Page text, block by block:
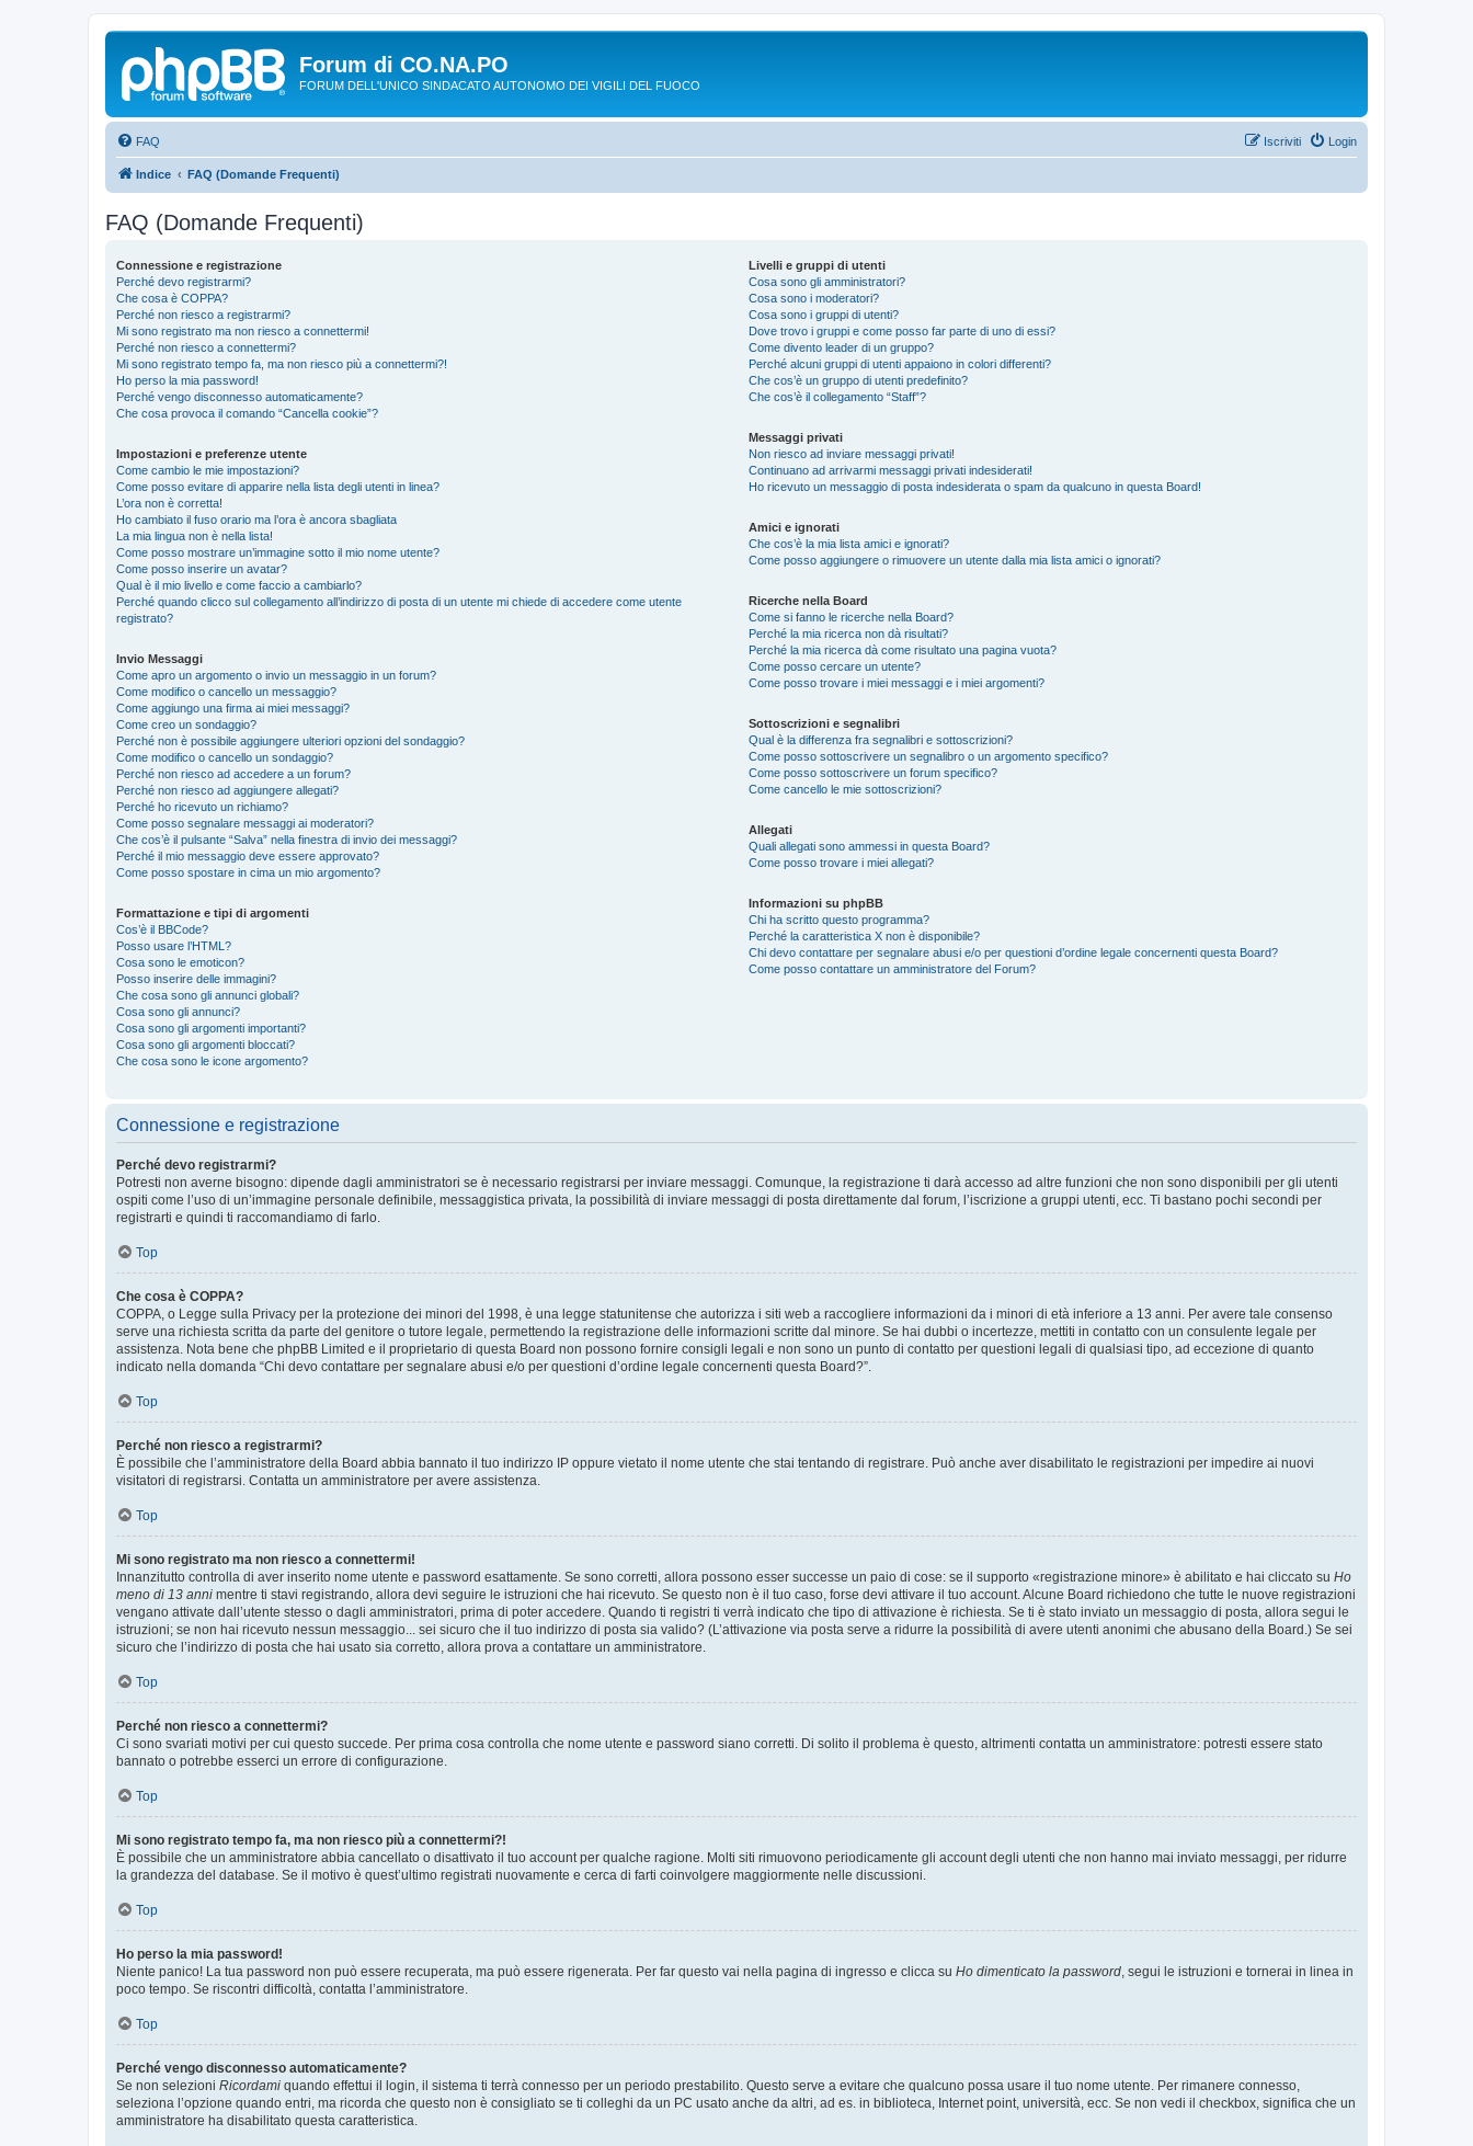
Forum di CO.NA.PO
FORUM DELL'UNICO SINDACATO AUTONOMO DEI VIGILI DEL FUOCO
FAQ Login
Iscriviti
Indice FAQ (Domande Frequenti)
FAQ (Domande Frequenti)
Connessione e registrazione
Perché devo registrarmi?
Che cosa è COPPA?
Perché non riesco a registrarmi?
Mi sono registrato ma non riesco a connettermi!
Perché non riesco a connettermi?
Mi sono registrato tempo fa, ma non riesco più a connettermi?!
Ho perso la mia password!
Perché vengo disconnesso automaticamente?
Che cosa provoca il comando “Cancella cookie”?
Impostazioni e preferenze utente
Come cambio le mie impostazioni?
Come posso evitare di apparire nella lista degli utenti in linea?
L’ora non è corretta!
Ho cambiato il fuso orario ma l’ora è ancora sbagliata
La mia lingua non è nella lista!
Come posso mostrare un’immagine sotto il mio nome utente?
Come posso inserire un avatar?
Qual è il mio livello e come faccio a cambiarlo?
Perché quando clicco sul collegamento all’indirizzo di posta di un utente mi chiede di accedere come utente
registrato?
Invio Messaggi
Come apro un argomento o invio un messaggio in un forum?
Come modifico o cancello un messaggio?
Come aggiungo una firma ai miei messaggi?
Come creo un sondaggio?
Perché non è possibile aggiungere ulteriori opzioni del sondaggio?
Come modifico o cancello un sondaggio?
Perché non riesco ad accedere a un forum?
Perché non riesco ad aggiungere allegati?
Perché ho ricevuto un richiamo?
Come posso segnalare messaggi ai moderatori?
Che cos’è il pulsante “Salva” nella finestra di invio dei messaggi?
Perché il mio messaggio deve essere approvato?
Come posso spostare in cima un mio argomento?
Formattazione e tipi di argomenti
Cos’è il BBCode?
Posso usare l’HTML?
Cosa sono le emoticon?
Posso inserire delle immagini?
Che cosa sono gli annunci globali?
Cosa sono gli annunci?
Cosa sono gli argomenti importanti?
Cosa sono gli argomenti bloccati?
Che cosa sono le icone argomento?
Livelli e gruppi di utenti
Cosa sono gli amministratori?
Cosa sono i moderatori?
Cosa sono i gruppi di utenti?
Dove trovo i gruppi e come posso far parte di uno di essi?
Come divento leader di un gruppo?
Perché alcuni gruppi di utenti appaiono in colori differenti?
Che cos’è un gruppo di utenti predefinito?
Che cos’è il collegamento “Staff”?
Messaggi privati
Non riesco ad inviare messaggi privati!
Continuano ad arrivarmi messaggi privati indesiderati!
Ho ricevuto un messaggio di posta indesiderata o spam da qualcuno in questa Board!
Amici e ignorati
Che cos’è la mia lista amici e ignorati?
Come posso aggiungere o rimuovere un utente dalla mia lista amici o ignorati?
Ricerche nella Board
Come si fanno le ricerche nella Board?
Perché la mia ricerca non dà risultati?
Perché la mia ricerca dà come risultato una pagina vuota?
Come posso cercare un utente?
Come posso trovare i miei messaggi e i miei argomenti?
Sottoscrizioni e segnalibri
Qual è la differenza fra segnalibri e sottoscrizioni?
Come posso sottoscrivere un segnalibro o un argomento specifico?
Come posso sottoscrivere un forum specifico?
Come cancello le mie sottoscrizioni?
Allegati
Quali allegati sono ammessi in questa Board?
Come posso trovare i miei allegati?
Informazioni su phpBB
Chi ha scritto questo programma?
Perché la caratteristica X non è disponibile?
Chi devo contattare per segnalare abusi e/o per questioni d’ordine legale concernenti questa Board?
Come posso contattare un amministratore del Forum?
Connessione e registrazione
Perché devo registrarmi?
Potresti non averne bisogno: dipende dagli amministratori se è necessario registrarsi per inviare messaggi. Comunque, la registrazione ti darà accesso ad altre funzioni che non sono disponibili per gli utenti
ospiti come l’uso di un’immagine personale definibile, messaggistica privata, la possibilità di inviare messaggi di posta direttamente dal forum, l’iscrizione a gruppi utenti, ecc. Ti bastano pochi secondi per
registrarti e quindi ti raccomandiamo di farlo.
Top
Che cosa è COPPA?
COPPA, o Legge sulla Privacy per la protezione dei minori del 1998, è una legge statunitense che autorizza i siti web a raccogliere informazioni da i minori di età inferiore a 13 anni. Per avere tale consenso
serve una richiesta scritta da parte del genitore o tutore legale, permettendo la registrazione delle informazioni scritte dal minore. Se hai dubbi o incertezze, mettiti in contatto con un consulente legale per
assistenza. Nota bene che phpBB Limited e il proprietario di questa Board non possono fornire consigli legali e non sono un punto di contatto per questioni legali di qualsiasi tipo, ad eccezione di quanto
indicato nella domanda “Chi devo contattare per segnalare abusi e/o per questioni d’ordine legale concernenti questa Board?”.
Top
Perché non riesco a registrarmi?
È possibile che l’amministratore della Board abbia bannato il tuo indirizzo IP oppure vietato il nome utente che stai tentando di registrare. Può anche aver disabilitato le registrazioni per impedire ai nuovi
visitatori di registrarsi. Contatta un amministratore per avere assistenza.
Top
Mi sono registrato ma non riesco a connettermi!
Innanzitutto controlla di aver inserito nome utente e password esattamente. Se sono corretti, allora possono esser successe un paio di cose: se il supporto «registrazione minore» è abilitato e hai cliccato su Ho
meno di 13 anni mentre ti stavi registrando, allora devi seguire le istruzioni che hai ricevuto. Se questo non è il tuo caso, forse devi attivare il tuo account. Alcune Board richiedono che tutte le nuove registrazioni
vengano attivate dall’utente stesso o dagli amministratori, prima di poter accedere. Quando ti registri ti verrà indicato che tipo di attivazione è richiesta. Se ti è stato inviato un messaggio di posta, allora segui le
istruzioni; se non hai ricevuto nessun messaggio... sei sicuro che il tuo indirizzo di posta sia valido? (L’attivazione via posta serve a ridurre la possibilità di avere utenti anonimi che abusano della Board.) Se sei
sicuro che l’indirizzo di posta che hai usato sia corretto, allora prova a contattare un amministratore.
Top
Perché non riesco a connettermi?
Ci sono svariati motivi per cui questo succede. Per prima cosa controlla che nome utente e password siano corretti. Di solito il problema è questo, altrimenti contatta un amministratore: potresti essere stato
bannato o potrebbe esserci un errore di configurazione.
Top
Mi sono registrato tempo fa, ma non riesco più a connettermi?!
È possibile che un amministratore abbia cancellato o disattivato il tuo account per qualche ragione. Molti siti rimuovono periodicamente gli account degli utenti che non hanno mai inviato messaggi, per ridurre
la grandezza del database. Se il motivo è quest’ultimo registrati nuovamente e cerca di farti coinvolgere maggiormente nelle discussioni.
Top
Ho perso la mia password!
Niente panico! La tua password non può essere recuperata, ma può essere rigenerata. Per far questo vai nella pagina di ingresso e clicca su Ho dimenticato la password , segui le istruzioni e tornerai in linea in
poco tempo. Se riscontri difficoltà, contatta l’amministratore.
Top
Perché vengo disconnesso automaticamente?
Se non selezioni Ricordami quando effettui il login, il sistema ti terrà connesso per un periodo prestabilito. Questo serve a evitare che qualcuno possa usare il tuo nome utente. Per rimanere connesso,
seleziona l’opzione quando entri, ma ricorda che questo non è consigliato se ti colleghi da un PC usato anche da altri, ad es. in biblioteca, Internet point, università, ecc. Se non vedi il checkbox, significa che un
amministratore ha disabilitato questa caratteristica.